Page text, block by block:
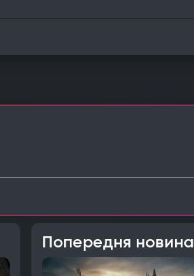
Попередня новина